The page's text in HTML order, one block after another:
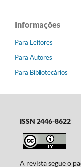
Informações
Para Leitores
Para Autores
Para Bibliotecários
ISSN 2446-8622
A revista segue o